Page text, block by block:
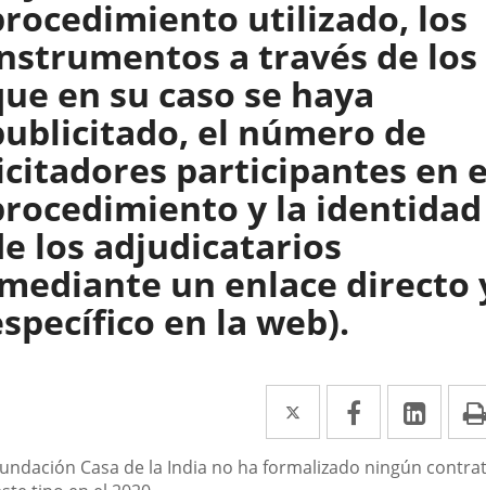
utilizado, los
a través de los
en su caso se haya
el número de
participantes en
y la identidad
los adjudicatarios
un enlace directo
en la web).
Twitter
Enlace
a
una
Facebook
Enlace
a
una
a
una
Casa de la India no ha formalizado ningún